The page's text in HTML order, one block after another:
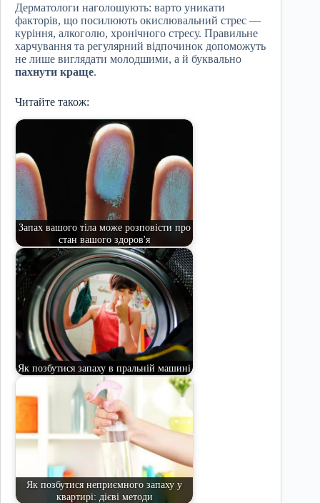
Дерматологи наголошують: варто уникати
факторів, що посилюють окислювальний стрес —
куріння, алкоголю, хронічного стресу. Правильне
харчування та регулярний відпочинок допоможуть
не лише виглядати молодшими, а й буквально
пахнути краще.
Читайте також:
Запах вашого тіла може розповісти про
стан вашого здоров'я
Як позбутися запаху в пральній машині
Як позбутися неприємного запаху у
квартирі: дієві методи